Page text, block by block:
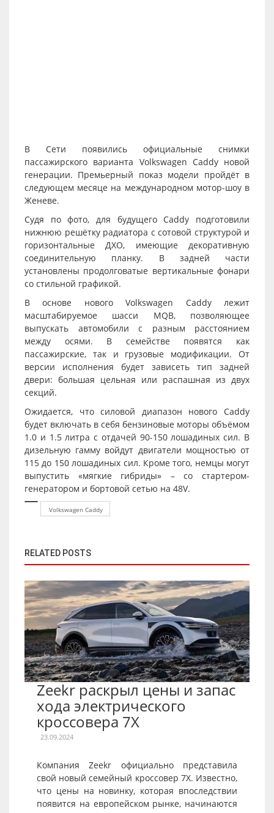
В Сети появились официальные снимки
пассажирского варианта Volkswagen Caddy новой
генерации. Премьерный показ модели пройдёт в
следующем месяце на международном мотор-шоу в
Женеве.
Судя по фото, для будущего Caddy подготовили
нижнюю решётку радиатора с сотовой структурой и
горизонтальные ДХО, имеющие декоративную
соединительную планку. В задней части
установлены продолговатые вертикальные фонари
со стильной графикой.
В основе нового Volkswagen Caddy лежит
масштабируемое шасси MQB, позволяющее
выпускать автомобили с разным расстоянием
между осями. В семействе появятся как
пассажирские, так и грузовые модификации. От
версии исполнения будет зависеть тип задней
двери: большая цельная или распашная из двух
секций.
Ожидается, что силовой диапазон нового Caddy
будет включать в себя бензиновые моторы объёмом
1.0 и 1.5 литра с отдачей 90-150 лошадиных сил. В
дизельную гамму войдут двигатели мощностью от
115 до 150 лошадиных сил. Кроме того, немцы могут
выпустить «мягкие гибриды» – со стартером-
генератором и бортовой сетью на 48V.
Volkswagen Caddy
RELATED POSTS
Zeekr раскрыл цены и запас
хода электрического
кроссовера 7X
23.09.2024
Компания Zeekr официально представила
свой новый семейный кроссовер 7X. Известно,
что цены на новинку, которая впоследствии
появится на европейском рынке, начинаются